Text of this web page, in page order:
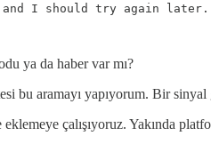
I should try again later.
ya da haber var mı?
bu aramayı yapıyorum. Bir
eklemeye çalışıyoruz. Yakında